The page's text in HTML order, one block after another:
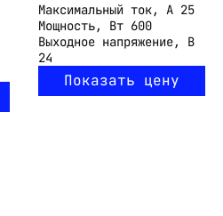
Максимальный ток, А 25
Мощность, Вт 600
Выходное напряжение, В
24
Показать цену